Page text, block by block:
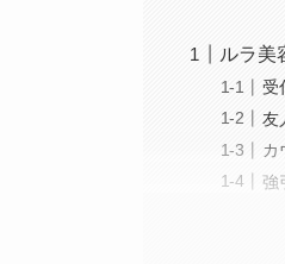
ルラ美
受
友
カ
強